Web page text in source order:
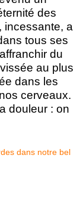
des
incessante, a
tous ses
du
au plus
dans les
cerveaux.
douleur : on